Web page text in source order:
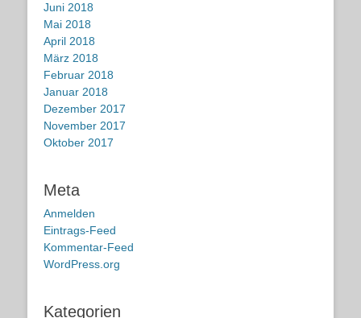
Juni 2018
Mai 2018
April 2018
März 2018
Februar 2018
Januar 2018
Dezember 2017
November 2017
Oktober 2017
Meta
Anmelden
Eintrags-Feed
Kommentar-Feed
WordPress.org
Kategorien